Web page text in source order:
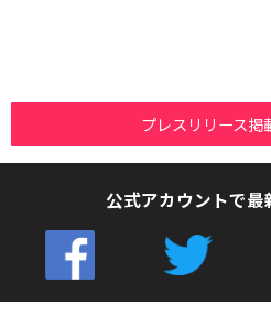
プレスリリース掲
公式アカウントで最